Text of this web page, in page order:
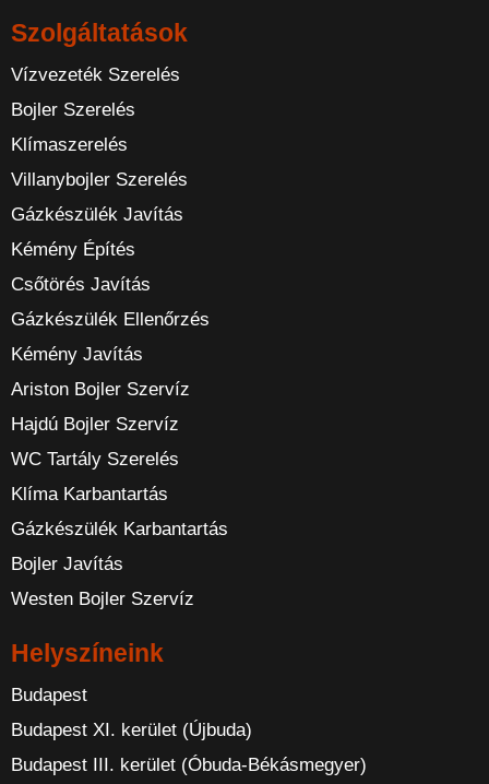
Szolgáltatások
Vízvezeték Szerelés
Bojler Szerelés
Klímaszerelés
Villanybojler Szerelés
Gázkészülék Javítás
Kémény Építés
Csőtörés Javítás
Gázkészülék Ellenőrzés
Kémény Javítás
Ariston Bojler Szervíz
Hajdú Bojler Szervíz
WC Tartály Szerelés
Klíma Karbantartás
Gázkészülék Karbantartás
Bojler Javítás
Westen Bojler Szervíz
Helyszíneink
Budapest
Budapest XI. kerület (Újbuda)
Budapest III. kerület (Óbuda-Békásmegyer)